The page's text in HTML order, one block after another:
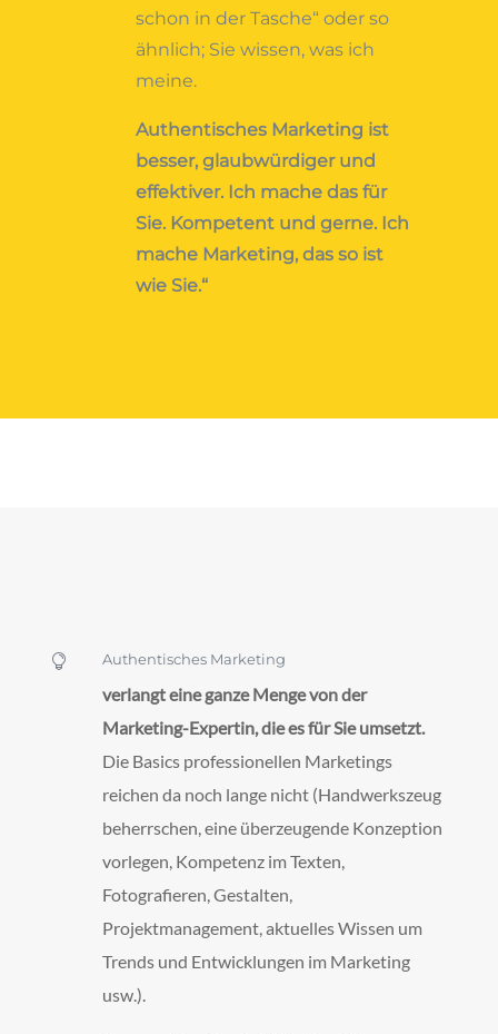
schon in der Tasche“ oder so
ähnlich; Sie wissen, was ich
meine.
Authentisches Marketing ist
besser, glaubwürdiger und
effektiver. Ich mache das für
Sie. Kompetent und gerne. Ich
mache Marketing, das so ist
wie Sie.“
 Authentisches Marketing
verlangt eine ganze Menge von der
Marketing-Expertin, die es für Sie umsetzt.
Die Basics professionellen Marketings
reichen da noch lange nicht (Handwerkszeug
beherrschen, eine überzeugende Konzeption
vorlegen, Kompetenz im Texten,
Fotografieren, Gestalten,
Projektmanagement, aktuelles Wissen um
Trends und Entwicklungen im Marketing
usw.).